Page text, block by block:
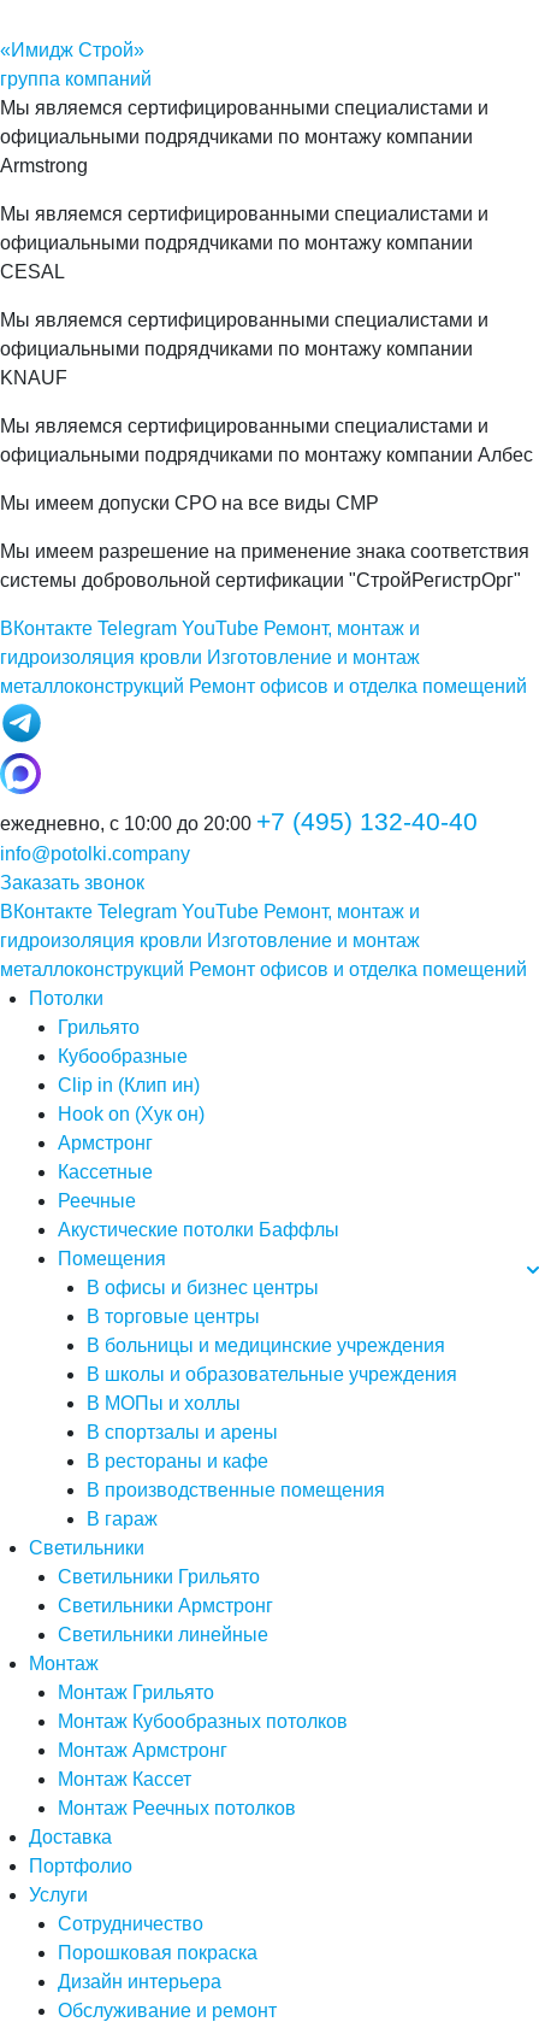
«Имидж Строй»
группа компаний
Мы являемся сертифицированными специалистами и
официальными подрядчиками по монтажу компании
Armstrong
Мы являемся сертифицированными специалистами и
официальными подрядчиками по монтажу компании
CESAL
Мы являемся сертифицированными специалистами и
официальными подрядчиками по монтажу компании
KNAUF
Мы являемся сертифицированными специалистами и
официальными подрядчиками по монтажу компании Албес
Мы имеем допуски СРО на все виды СМР
Мы имеем разрешение на применение знака соответствия
системы добровольной сертификации "СтройРегистрОрг"
ВКонтакте Telegram YouTube Ремонт, монтаж и
гидроизоляция кровли Изготовление и монтаж
металлоконструкций Ремонт офисов и отделка помещений
ежедневно, с 10:00 до 20:00 +7 (495) 132-40-40
info@potolki.company
Заказать звонок
ВКонтакте Telegram YouTube Ремонт, монтаж и
гидроизоляция кровли Изготовление и монтаж
металлоконструкций Ремонт офисов и отделка помещений
Потолки
Грильято
Кубообразные
Clip in (Клип ин)
Hook on (Хук он)
Армстронг
Кассетные
Реечные
Акустические потолки Баффлы
Помещения
В офисы и бизнес центры
В торговые центры
В больницы и медицинские учреждения
В школы и образовательные учреждения
В МОПы и холлы
В спортзалы и арены
В рестораны и кафе
В производственные помещения
В гараж
Светильники
Светильники Грильято
Светильники Армстронг
Светильники линейные
Монтаж
Монтаж Грильято
Монтаж Кубообразных потолков
Монтаж Армстронг
Монтаж Кассет
Монтаж Реечных потолков
Доставка
Портфолио
Услуги
Сотрудничество
Порошковая покраска
Дизайн интерьера
Обслуживание и ремонт